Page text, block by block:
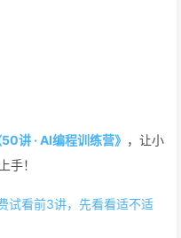
50讲 · AI编程训练营》 ，让小
手！
试看前3讲，先看看适不适